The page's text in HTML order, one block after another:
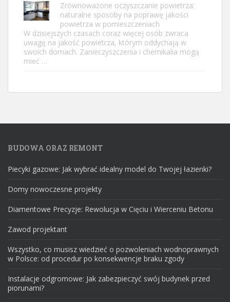
Zrównoważone oczyszczanie powietrza:
naturalne sposoby na poprawę jakości
powietrza w pomieszczeniach
W dzisiejszych czasach coraz więcej osób zwraca
uwagę na jakość powietrza, którym oddychają w
swoich domach. Zanieczyszczenia i chemikalia mogą
mieć …
BUDOWA ORAZ REMONT
Piecyki gazowe: Jak wybrać idealny model do Twojej łazienki?
Domy nowoczesne projekty
Diamentowe Precyzje: Rewolucja w Cięciu i Wierceniu Betonu
Zawod projektant
Wszystko, co musisz wiedzieć o pozwoleniach wodnoprawnych
w Polsce: od procedur po konsekwencje braku zgody
Instalacje odgromowe: Jak zabezpieczyć swój budynek przed
piorunami?